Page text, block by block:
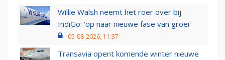
Willie Walsh neemt het roer over bij
IndiGo: 'op naar nieuwe fase van groei'
05-08-2026, 11:37
Transavia opent komende winter nieuwe